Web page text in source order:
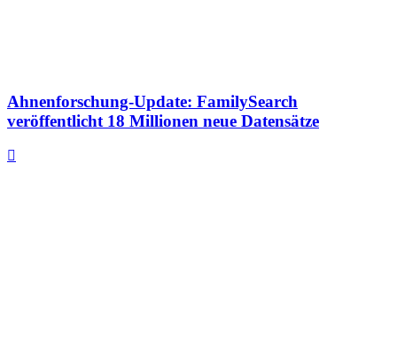
Ahnenforschung-Update: FamilySearch
veröffentlicht 18 Millionen neue Datensätze